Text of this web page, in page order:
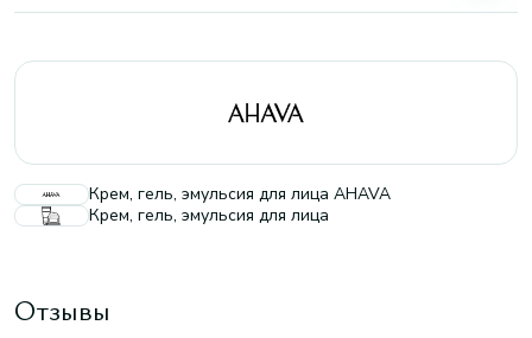
Крем, гель, эмульсия для лица AHAVA
Крем, гель, эмульсия для лица
Отзывы